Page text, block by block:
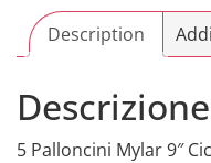
Description
5 Palloncini Mylar 9″